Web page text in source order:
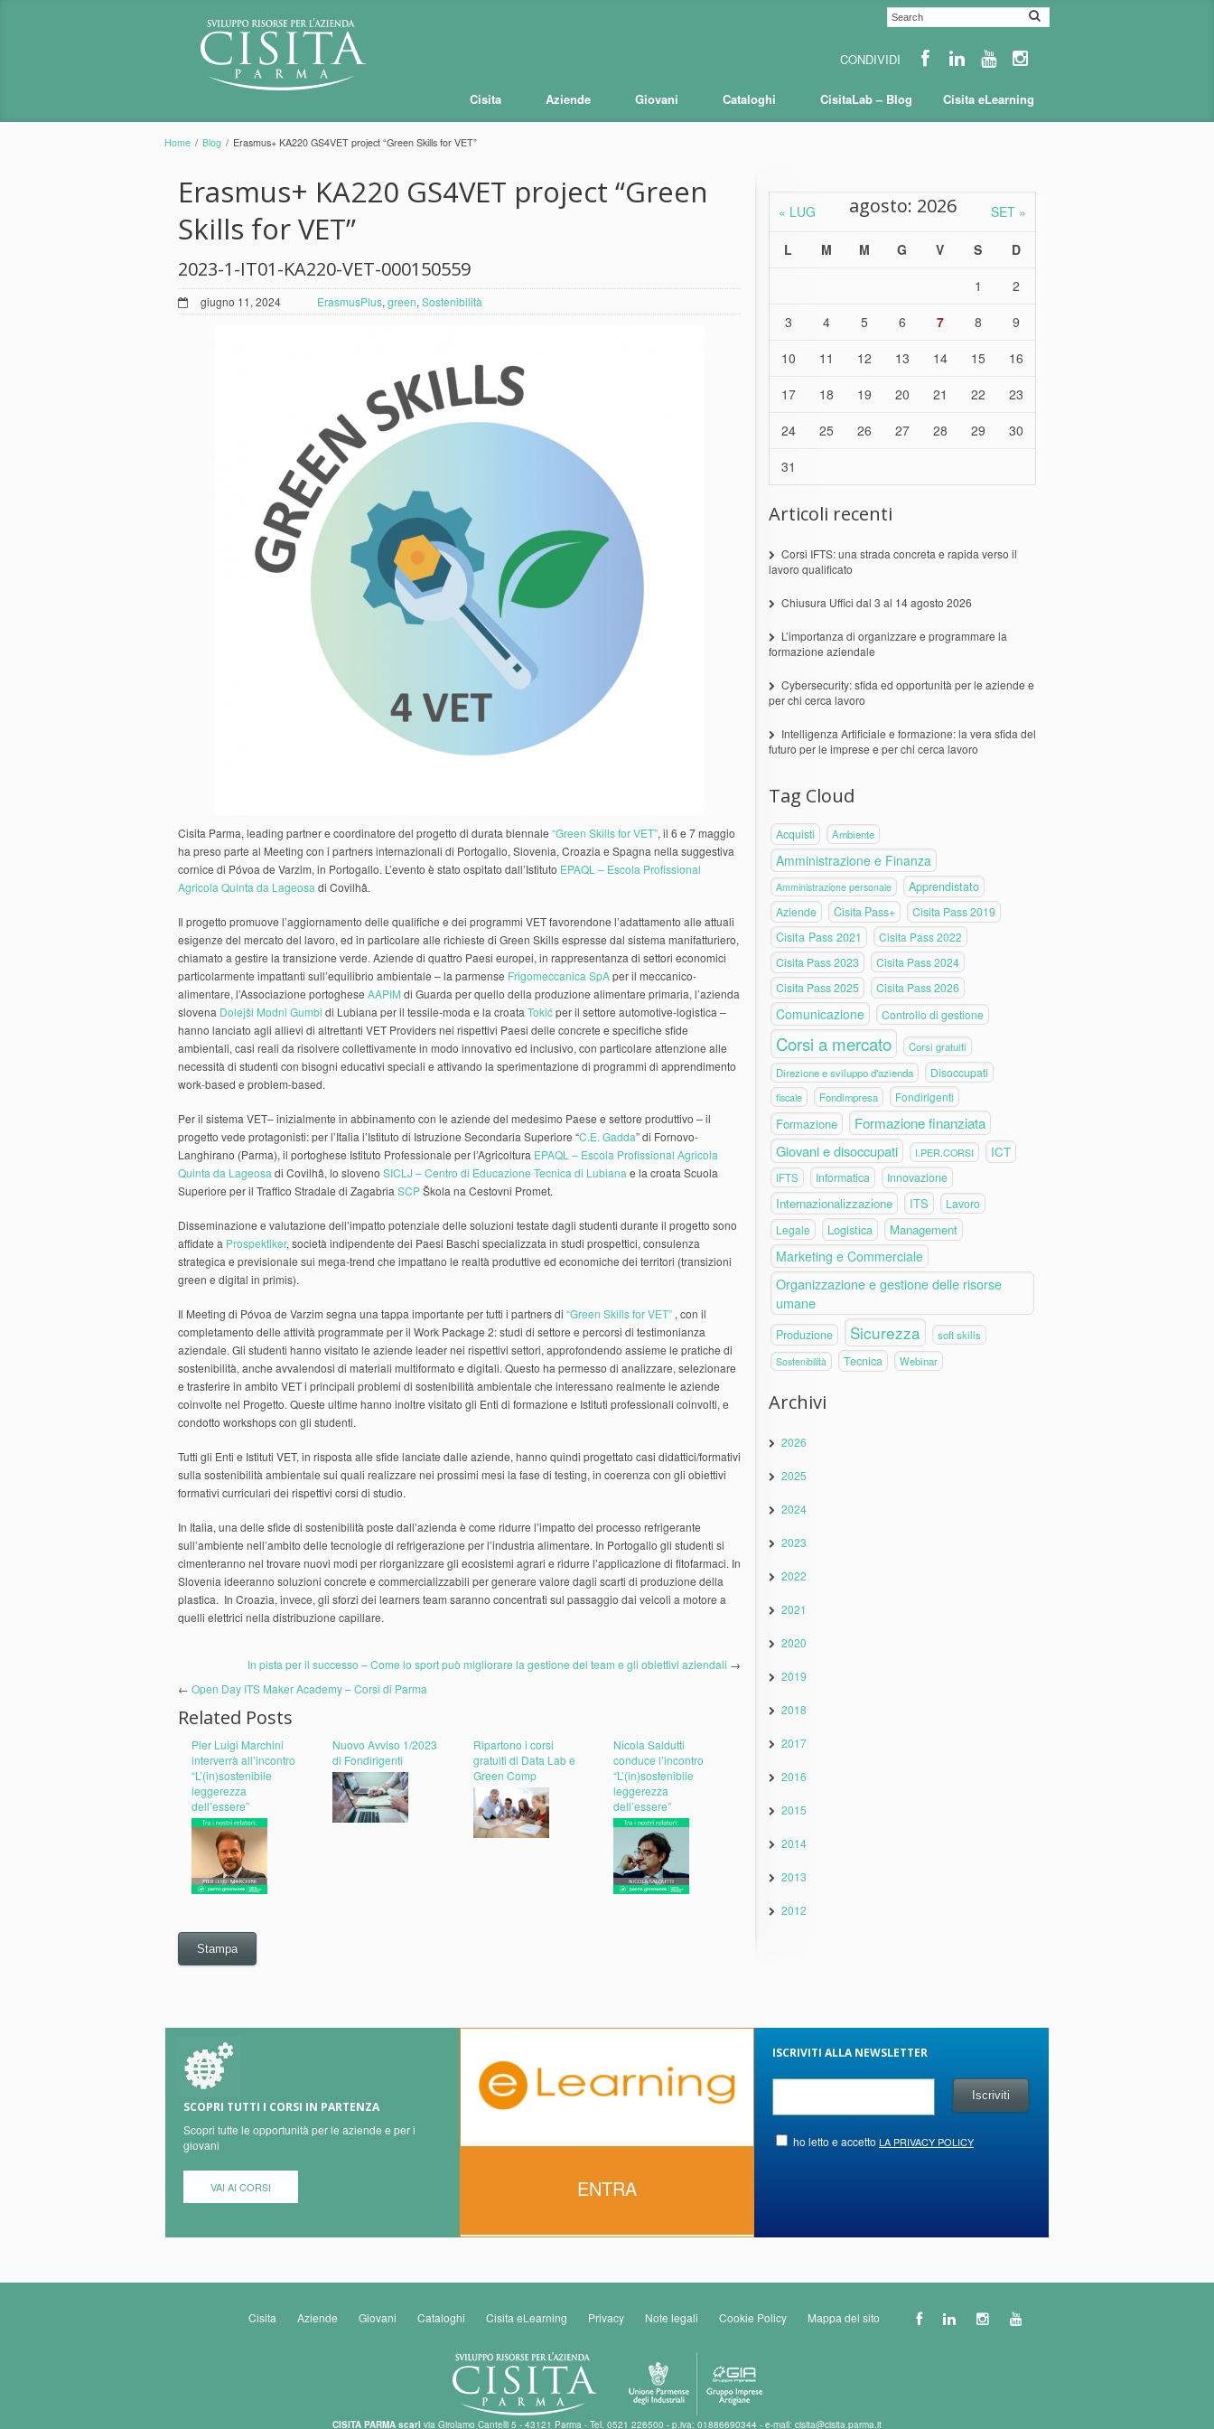
Cisita Aziende Giovani Cataloghi CisitaLab – Blog Cisita eLearning
Home / Blog / Erasmus+ KA220 GS4VET project “Green Skills for VET”
Erasmus+ KA220 GS4VET project “Green
Skills for VET”
2023-1-IT01-KA220-VET-000150559
giugno 11, 2024 ErasmusPlus, green, Sostenibilità
Cisita Parma, leading partner e coordinatore del progetto di durata biennale “Green Skills for VET”, il 6 e 7 maggio
ha preso parte al Meeting con i partners internazionali di Portogallo, Slovenia, Croazia e Spagna nella suggestiva
cornice di Póvoa de Varzim, in Portogallo. L’evento è stato ospitato dall’Istituto EPAQL – Escola Profissional
Agricola Quinta da Lageosa di Covilhâ.
Il progetto promuove l’aggiornamento delle qualifiche e dei programmi VET favorendone l’adattamento alle attuali
esigenze del mercato del lavoro, ed in particolare alle richieste di Green Skills espresse dal sistema manifatturiero,
chiamato a gestire la transizione verde. Aziende di quattro Paesi europei, in rappresentanza di settori economici
particolarmente impattanti sull’equilibrio ambientale – la parmense Frigomeccanica SpAper il meccanico-
alimentare, l’Associazione portoghese AAPIM di Guarda per quello della produzione alimentare primaria, l’azienda
slovena Dolejši Modni Gumbi di Lubiana per il tessile-moda e la croata Tokićper il settore automotive-logistica –
hanno lanciato agli allievi di altrettanti VET Providers nei rispettivi Paesi delle concrete e specifiche sfide
ambientali, casi reali da risolvere collettivamente in modo innovativo ed inclusivo, con particolare attenzione alle
necessità di studenti con bisogni educativi speciali e attivando la sperimentazione di programmi di apprendimento
work-based e problem-based.
Per il sistema VET– inizialmente in abbinamento con le aziende del medesimo Paese e settore produttivo – il
progetto vede protagonisti: per l’Italia l’Istituto di Istruzione Secondaria Superiore “C.E. Gadda” di Fornovo-
Langhirano (Parma), il portoghese Istituto Professionale per l’Agricoltura EPAQL – Escola Profissional Agricola
Quinta da Lageosa di Covilhâ, lo sloveno SICLJ – Centro di Educazione Tecnica di Lubiana e la croata Scuola
Superiore per il Traffico Stradale di Zagabria SCPŠkola na Cestovni Promet.
Disseminazione e valutazione dell’impatto potenziale delle soluzioni testate dagli studenti durante il progetto sono
affidate a Prospektiker, società indipendente dei Paesi Baschi specializzata in studi prospettici, consulenza
strategica e previsionale sui mega-trend che impattano le realtà produttive ed economiche dei territori (transizioni
green e digital in primis).
Il Meeting di Póvoa de Varzim segna una tappa importante per tutti i partners di “Green Skills for VET” , con il
completamento delle attività programmate per il Work Package 2: studi di settore e percorsi di testimonianza
aziendale. Gli studenti hanno visitato le aziende leader nei rispettivi settori, approfondendo assieme le pratiche di
sostenibilità, anche avvalendosi di materiali multiformato e digitali. Questo ha permesso di analizzare, selezionare
e trasferire in ambito VET i principali problemi di sostenibilità ambientale che interessano realmente le aziende
coinvolte nel Progetto. Queste ultime hanno inoltre visitato gli Enti di formazione e Istituti professionali coinvolti, e
condotto workshops con gli studenti.
Tutti gli Enti e Istituti VET, in risposta alle sfide lanciate dalle aziende, hanno quindi progettato casi didattici/formativi
sulla sostenibilità ambientale sui quali realizzare nei prossimi mesi la fase di testing, in coerenza con gli obiettivi
formativi curriculari dei rispettivi corsi di studio.
In Italia, una delle sfide di sostenibilità poste dall’azienda è come ridurre l’impatto del processo refrigerante
sull’ambiente nell’ambito delle tecnologie di refrigerazione per l’industria alimentare. In Portogallo gli studenti si
cimenteranno nel trovare nuovi modi per riorganizzare gli ecosistemi agrari e ridurre l’applicazione di fitofarmaci. In
Slovenia ideeranno soluzioni concrete e commercializzabili per generare valore dagli scarti di produzione della
plastica. In Croazia, invece, gli sforzi dei learners team saranno concentrati sul passaggio dai veicoli a motore a
quelli elettrici nella distribuzione capillare.
In pista per il successo – Come lo sport può migliorare la gestione del team e gli obiettivi aziendali →
← Open Day ITS Maker Academy – Corsi di Parma
Related Posts
Pier Luigi Marchini
interverrà all’incontro
“L’(in)sostenibile
leggerezza
dell’essere”
Nuovo Avviso 1/2023
di Fondirigenti
Ripartono i corsi
gratuiti di Data Lab e
Green Comp
Nicola Saldutti
conduce l’incontro
“L’(in)sostenibile
leggerezza
dell’essere”
Stampa
« LUG SET »
agosto: 2026
L M M G V S
D
1
2
3
4 5 6 7 8
9
10
11 12 13 14 15
16
17
18 19 20 21 22
23
24
25 26 27 28 29
30
31
Articoli recenti
Corsi IFTS: una strada concreta e rapida verso il
lavoro qualificato
Chiusura Uffici dal 3 al 14 agosto 2026
L’importanza di organizzare e programmare la
formazione aziendale
Cybersecurity: sfida ed opportunità per le aziende e
per chi cerca lavoro
Intelligenza Artificiale e formazione: la vera sfida del
futuro per le imprese e per chi cerca lavoro
Tag Cloud
Acquisti Ambiente
Amministrazione e Finanza
Amministrazione personale
Apprendistato
Aziende
Cisita Pass+
Cisita Pass 2019
Cisita Pass 2021
Cisita Pass 2022
Cisita Pass 2023 Cisita Pass 2024
Cisita Pass 2025 Cisita Pass 2026
Comunicazione Controllo di gestione
Corsi a mercato
Corsi gratuiti
Direzione e sviluppo d'azienda
Disoccupati
fiscale Fondimpresa Fondirigenti
Formazione
Formazione finanziata
Giovani e disoccupati
I.PER.CORSI ICT
IFTS Informatica Innovazione
Internazionalizzazione ITS
Lavoro
Legale
Logistica Management
Marketing e Commerciale
Organizzazione e gestione delle risorse
umane
Produzione Sicurezza soft skills
Sostenibilità Tecnica Webinar
Archivi
2026
2025
2024
2023
2022
2021
2020
2019
2018
2017
2016
2015
2014
2013
2012
SCOPRI TUTTI I CORSI IN PARTENZA
Scopri tutte le opportunità per le aziende e per i
giovani
VAI AI CORSI ENTRA
ISCRIVITI ALLA NEWSLETTER
ho letto e accetto LA PRIVACY POLICY
Cisita Aziende Giovani Cataloghi Cisita eLearning Privacy Note legali Cookie Policy Mappa del sito
CISITA PARMA scarl via Girolamo Cantelli 5 - 43121 Parma - Tel. 0521 226500 - p.iva: 01886690344 - e-mail: cisita@cisita.parma.it